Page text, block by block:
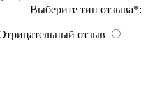
Выберите тип отзыва*:
отзыв